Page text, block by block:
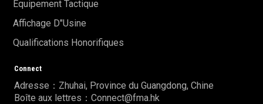
Équipement Tactique
Affichage D"usine
Qualifications Honorifiques
Connect
Adresse：Zhuhai, Province du Guangdong, Chine
Boîte aux lettres：Connect@fma.hk